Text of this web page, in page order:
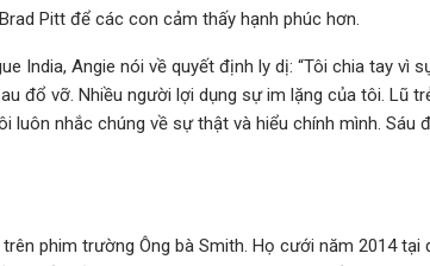
Pitt để các con cảm thấy hạnh phúc hơn.
India, Angie nói về quyết định ly dị: “Tôi chia tay vì
đổ vỡ. Nhiều người lợi dụng sự im lặng của tôi. Lũ
luôn nhắc chúng về sự thật và hiểu chính mình. Sáu
phim trường Ông bà Smith. Họ cưới năm 2014 tại